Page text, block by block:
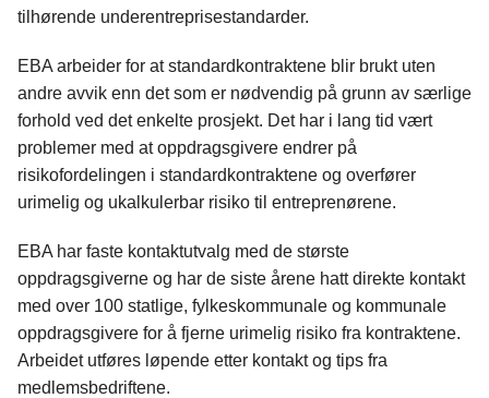
tilhørende underentreprisestandarder.
EBA arbeider for at standardkontraktene blir brukt uten
andre avvik enn det som er nødvendig på grunn av særlige
forhold ved det enkelte prosjekt. Det har i lang tid vært
problemer med at oppdragsgivere endrer på
risikofordelingen i standardkontraktene og overfører
urimelig og ukalkulerbar risiko til entreprenørene.
EBA har faste kontaktutvalg med de største
oppdragsgiverne og har de siste årene hatt direkte kontakt
med over 100 statlige, fylkeskommunale og kommunale
oppdragsgivere for å fjerne urimelig risiko fra kontraktene.
Arbeidet utføres løpende etter kontakt og tips fra
medlemsbedriftene.